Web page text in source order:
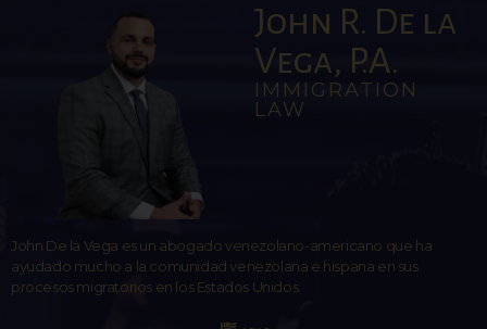
John R. De la
Vega, P.A.
IMMIGRATION
LAW
John De la Vega es un abogado venezolano-americano que ha
ayudado mucho a la comunidad venezolana e hispana en sus
procesos migratorios en los Estados Unidos.